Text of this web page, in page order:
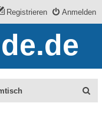
Anmelden
Registrieren